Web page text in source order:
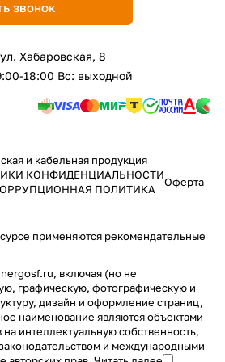
звонок
Хабаровская, 8
18:00 Вс: выходной
и кабельная продукция
КОНФИДЕНЦИАЛЬНОСТИ
ПОЛИТИКА
Оферта
применяются рекомендательные
включая (но не
графическую, фотографическую и
дизайн и оформление страниц,
наименование являются объектами
на интеллектуальную собственность,
и международными